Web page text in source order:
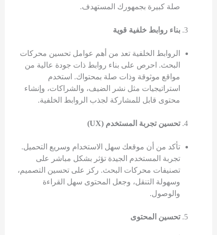
صلة كبيرة بجمهورك المستهدف.
بناء روابط خلفية قوية
الروابط الخلفية تعد من أهم عوامل تحسين محركات
البحث. احرص على بناء روابط ذات جودة عالية من
مواقع موثوقة وذات صلة بمحتواك. استخدم
استراتيجيات مثل نشر الضيف، والشراكات، وإنشاء
محتوى قابل للمشاركة لجذب الروابط الخلفية.
تحسين تجربة المستخدم (UX
)
تأكد من أن موقعك سهل الاستخدام وسريع التحميل.
تجربة المستخدم الجيدة تؤثر بشكل مباشر على
تصنيفات محركات البحث. ركز على تحسين التصميم،
وسهولة التنقل، وجعل المحتوى سهل القراءة
والوصول.
تحسين المحتوى